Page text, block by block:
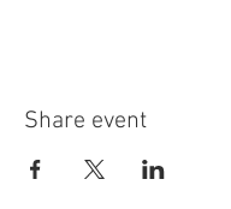
Share event